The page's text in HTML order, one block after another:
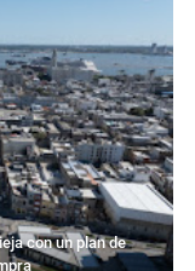
con un plan de